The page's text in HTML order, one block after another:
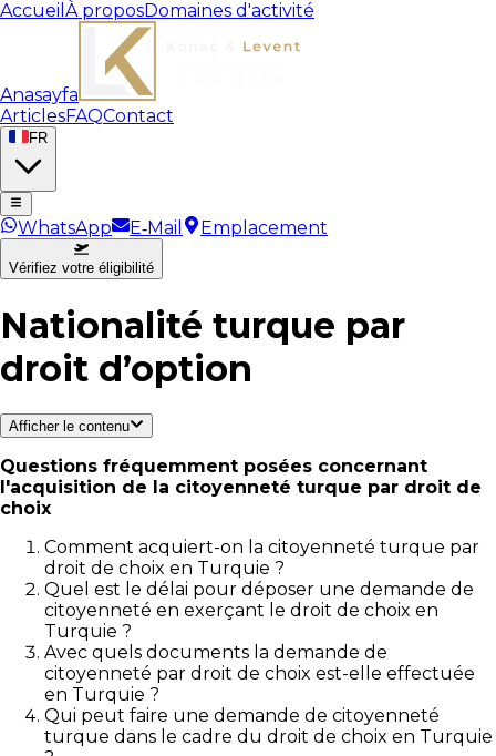
Accueil À proposDomaines d'activité
Anasayfa
ArticlesFAQContact
FR
WhatsApp E‑Mail Emplacement
Vérifiez votre éligibilité
Nationalité turque par
droit d’option
Afficher le contenu
Questions fréquemment posées concernant
l'acquisition de la citoyenneté turque par droit de
choix
Comment acquiert-on la citoyenneté turque par
droit de choix en Turquie ?
Quel est le délai pour déposer une demande de
citoyenneté en exerçant le droit de choix en
Turquie ?
Avec quels documents la demande de
citoyenneté par droit de choix est-elle effectuée
en Turquie ?
Qui peut faire une demande de citoyenneté
turque dans le cadre du droit de choix en Turquie